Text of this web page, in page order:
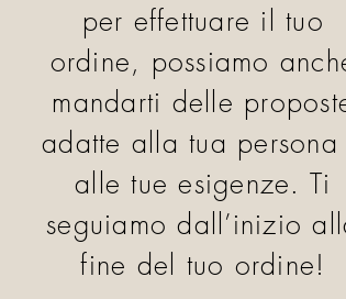
per effettuare il tuo
ordine, possiamo
mandarti delle
adatte alla tua persona
alle tue esigenze. Ti
seguiamo dall’inizio
fine del tuo ordine!